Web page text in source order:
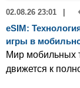
02.08.26 23:01 |
eSIM:
игры в
Мир мобильных
движется к